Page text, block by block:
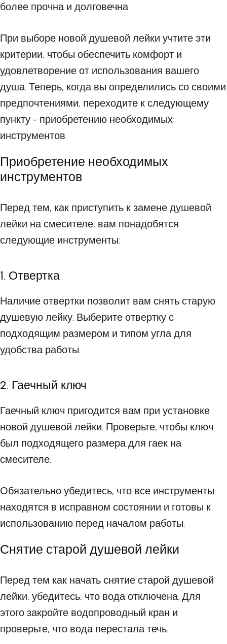
более прочна и долговечна.
При выборе новой душевой лейки учтите эти
критерии, чтобы обеспечить комфорт и
удовлетворение от использования вашего
душа. Теперь, когда вы определились со своими
предпочтениями, переходите к следующему
пункту - приобретению необходимых
инструментов.
Приобретение необходимых
инструментов
Перед тем, как приступить к замене душевой
лейки на смесителе, вам понадобятся
следующие инструменты:
1. Отвертка
Наличие отвертки позволит вам снять старую
душевую лейку. Выберите отвертку с
подходящим размером и типом угла для
удобства работы.
2. Гаечный ключ
Гаечный ключ пригодится вам при установке
новой душевой лейки. Проверьте, чтобы ключ
был подходящего размера для гаек на
смесителе.
Обязательно убедитесь, что все инструменты
находятся в исправном состоянии и готовы к
использованию перед началом работы.
Снятие старой душевой лейки
Перед тем как начать снятие старой душевой
лейки, убедитесь, что вода отключена. Для
этого закройте водопроводный кран и
проверьте, что вода перестала течь.